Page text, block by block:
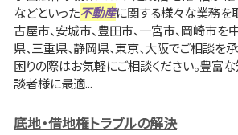
などといった不動産に関する様々な業務を
古屋市、安城市、豊田市、一宮市、岡崎市を
県、三重県、静岡県、東京、大阪でご相談を
困りの際はお気軽にご相談ください。豊富
談者様に最適...
底地・借地権トラブルの解決